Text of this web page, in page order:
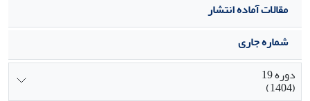
مقالات آماده انتشار
شماره جاری
دوره 19
(1404)